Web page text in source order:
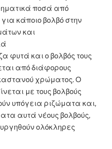
ποσά από
κάποιο βολβό στην
και
φυτά και ο βολβός τους
από διάφορους
χρώματος. Ο
με τους βολβούς
υπόγεια ριζώματα και,
αυτά νέους βολβούς,
ολόκληρες